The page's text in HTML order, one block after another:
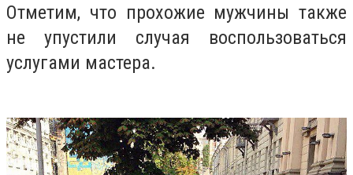
Отметим, что прохожие мужчины также
не упустили случая воспользоваться
услугами мастера.